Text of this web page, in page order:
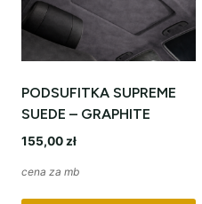
PODSUFITKA SUPREME
SUEDE – GRAPHITE
155,00 zł
cena za mb